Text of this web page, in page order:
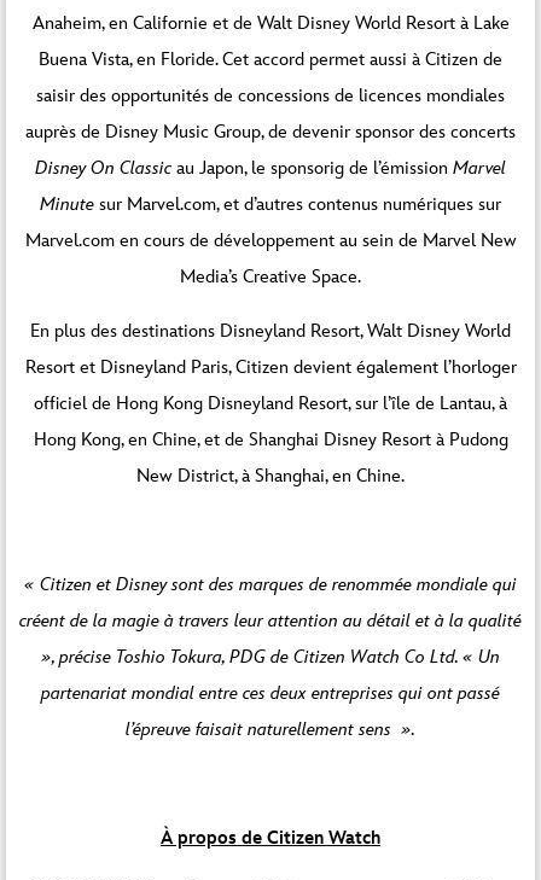
Anaheim, en Californie et de Walt Disney World Resort à Lake
Buena Vista, en Floride. Cet accord permet aussi à Citizen de
saisir des opportunités de concessions de licences mondiales
auprès de Disney Music Group, de devenir sponsor des concerts
Disney On Classic au Japon, le sponsorig de l’émission Marvel
Minute sur Marvel.com, et d’autres contenus numériques sur
Marvel.com en cours de développement au sein de Marvel New
Media’s Creative Space.
En plus des destinations Disneyland Resort, Walt Disney World
Resort et Disneyland Paris, Citizen devient également l’horloger
officiel de Hong Kong Disneyland Resort, sur l’île de Lantau, à
Hong Kong, en Chine, et de Shanghai Disney Resort à Pudong
New District, à Shanghai, en Chine.
« Citizen et Disney sont des marques de renommée mondiale qui
créent de la magie à travers leur attention au détail et à la qualité
», précise Toshio Tokura, PDG de Citizen Watch Co Ltd. « Un
partenariat mondial entre ces deux entreprises qui ont passé
l’épreuve faisait naturellement sens ».
À propos de Citizen Watch